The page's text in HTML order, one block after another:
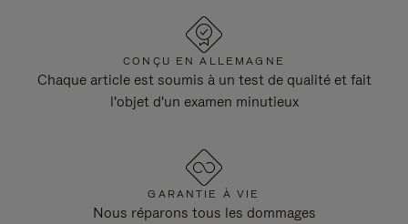
CONÇU EN ALLEMAGNE
Chaque article est soumis à un test de qualité et fait
l'objet d'un examen minutieux
GARANTIE À VIE
Nous réparons tous les dommages